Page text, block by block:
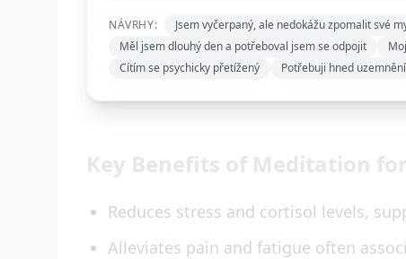
NÁVRHY: Jsem vyčerpaný, ale nedokážu zpomalit své
Měl jsem dlouhý den a potřeboval jsem se odpojit
Cítím se psychicky přetížený
Potřebuji hned uzemnění
Key Benefits of Meditation
Reduces stress and cortisol levels,
Alleviates pain and fatigue often